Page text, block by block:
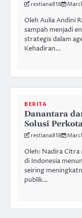
restiana818
Oleh Aulia Andini
sampah menjadi
strategis dalam
Kehadiran…
BERITA
Danantara
Solusi
restiana818
Oleh: Nadira Citra
di Indonesia
seiring
publik…